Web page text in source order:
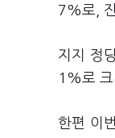
7%로,
지지 정
1%로 크
한편 이